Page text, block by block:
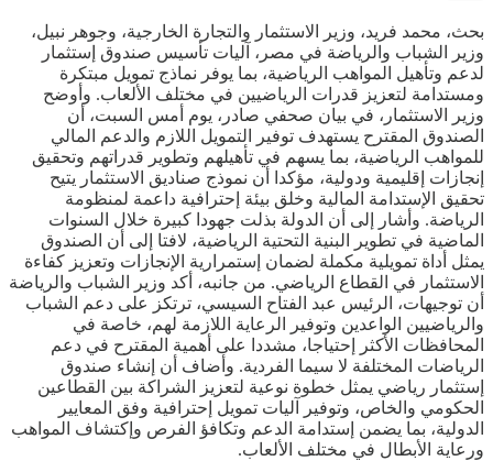
بحث، محمد فريد، وزير الاستثمار والتجارة الخارجية، وجوهر نبيل،
وزير الشباب والرياضة في مصر، آليات تأسيس صندوق إستثمار
لدعم وتأهيل المواهب الرياضية، بما يوفر نماذج تمويل مبتكرة
ومستدامة لتعزيز قدرات الرياضيين في مختلف الألعاب. وأوضح
وزير الاستثمار، في بيان صحفي صادر، يوم أمس السبت، أن
الصندوق المقترح يستهدف توفير التمويل اللازم والدعم المالي
للمواهب الرياضية، بما يسهم في تأهيلهم وتطوير قدراتهم وتحقيق
إنجازات إقليمية ودولية، مؤكدا أن نموذج صناديق الاستثمار يتيح
تحقيق الإستدامة المالية وخلق بيئة إحترافية داعمة لمنظومة
الرياضة. وأشار إلى أن الدولة بذلت جهودا كبيرة خلال السنوات
الماضية في تطوير البنية التحتية الرياضية، لافتا إلى أن الصندوق
يمثل أداة تمويلية مكملة لضمان إستمرارية الإنجازات وتعزيز كفاءة
الاستثمار في القطاع الرياضي. من جانبه، أكد وزير الشباب والرياضة
أن توجيهات، الرئيس عبد الفتاح السيسي، ترتكز على دعم الشباب
والرياضيين الواعدين وتوفير الرعاية اللازمة لهم، خاصة في
المحافظات الأكثر إحتياجا، مشددا على أهمية المقترح في دعم
الرياضات المختلفة لا سيما الفردية. وأضاف أن إنشاء صندوق
إستثمار رياضي يمثل خطوة نوعية لتعزيز الشراكة بين القطاعين
الحكومي والخاص، وتوفير آليات تمويل إحترافية وفق المعايير
الدولية، بما يضمن إستدامة الدعم وتكافؤ الفرص وإكتشاف المواهب
ورعاية الأبطال في مختلف الألعاب.